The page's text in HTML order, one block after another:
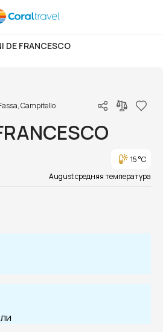
DE FRANCESCO
Campitello
15 °C
August средняя температура